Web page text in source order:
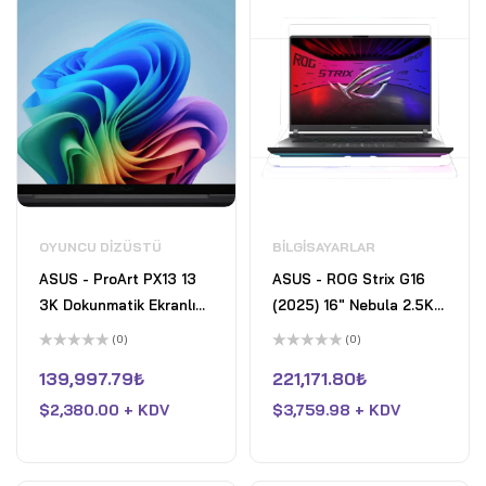
OYUNCU DIZÜSTÜ
ASUS - ProArt PX13 13
3K Dokunmatik Ekranlı
Dizüstü Bilgisayar -
Ryzen AI 9 HX 370 -
32GB Bellek - RTX 4050
üzerinden
0
aldı
(0)
139,997.79₺
$2,380.00 + KDV
BILGISAYARLAR
ASUS - ROG Strix G16
(2025) 16" Nebula 2.5K
240Hz Gaming Laptop-
275HX- 32GB DDR5-
GeForce RTX 5070- 2TB
üzerinden
0
aldı
(0)
221,171.80₺
$3,759.98 + KDV